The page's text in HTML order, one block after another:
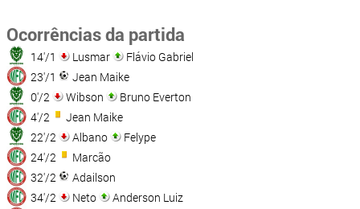
Ocorrências da partida
14'/1 Lusmar
Flávio Gabriel
23'/1
Jean Maike
0'/2
Wibson
Bruno Everton
4'/2
Jean Maike
22'/2
Albano
Felype
24'/2
Marcão
32'/2
Adailson
34'/2
Neto
Anderson Luiz